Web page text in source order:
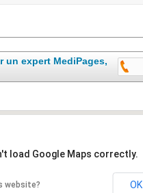
un expert MediPages,
load Google Maps correctly.
website? OK